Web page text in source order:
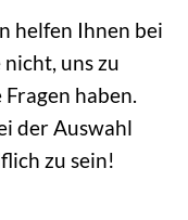
helfen Ihnen bei
uns zu
haben.
der Auswahl
zu sein!